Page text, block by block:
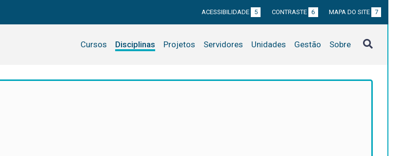
ACESSIBILIDADE 5 CONTRASTE 6 MAPA DO SITE 7
Cursos Disciplinas Projetos Servidores Unidades Gestão Sobre